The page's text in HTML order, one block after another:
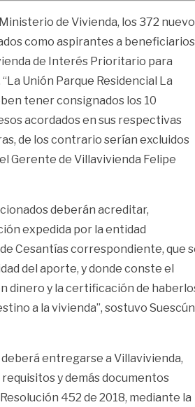
de Vivienda, los 372
como aspirantes a beneficiarios
de Interés Prioritario para
Unión Parque Residencial La
tener consignados los 10
acordados en sus respectivas
de los contrario serían excluidos
Gerente de Villavivienda Felipe
deberán acreditar,
expedida por la entidad
Cesantías correspondiente, que
del aporte, y donde conste el
dinero y la certificación de
a la vivienda”, sostuvo Suescún
entregarse a Villavivienda,
y demás documentos
452 de 2018, mediante la